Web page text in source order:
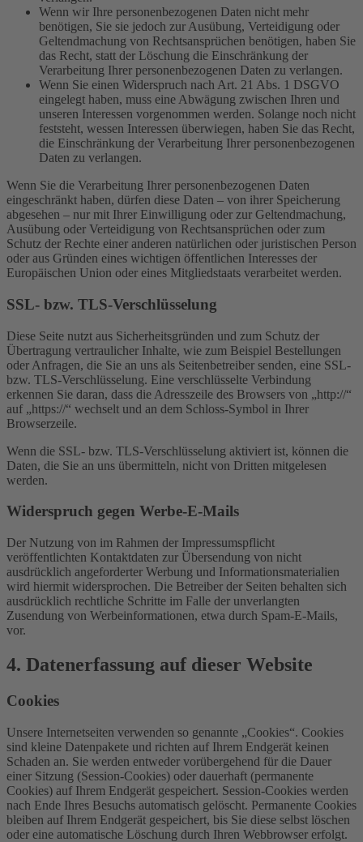
Wenn wir Ihre personenbezogenen Daten nicht mehr
benötigen, Sie sie jedoch zur Ausübung, Verteidigung oder
Geltendmachung von Rechtsansprüchen benötigen, haben Sie
das Recht, statt der Löschung die Einschränkung der
Verarbeitung Ihrer personenbezogenen Daten zu verlangen.
Wenn Sie einen Widerspruch nach Art. 21 Abs. 1 DSGVO
eingelegt haben, muss eine Abwägung zwischen Ihren und
unseren Interessen vorgenommen werden. Solange noch nicht
feststeht, wessen Interessen überwiegen, haben Sie das Recht,
die Einschränkung der Verarbeitung Ihrer personenbezogenen
Daten zu verlangen.
Wenn Sie die Verarbeitung Ihrer personenbezogenen Daten
eingeschränkt haben, dürfen diese Daten – von ihrer Speicherung
abgesehen – nur mit Ihrer Einwilligung oder zur Geltendmachung,
Ausübung oder Verteidigung von Rechtsansprüchen oder zum
Schutz der Rechte einer anderen natürlichen oder juristischen Person
oder aus Gründen eines wichtigen öffentlichen Interesses der
Europäischen Union oder eines Mitgliedstaats verarbeitet werden.
SSL- bzw. TLS-Verschlüsselung
Diese Seite nutzt aus Sicherheitsgründen und zum Schutz der
Übertragung vertraulicher Inhalte, wie zum Beispiel Bestellungen
oder Anfragen, die Sie an uns als Seitenbetreiber senden, eine SSL-
bzw. TLS-Verschlüsselung. Eine verschlüsselte Verbindung
erkennen Sie daran, dass die Adresszeile des Browsers von „http://“
auf „https://“ wechselt und an dem Schloss-Symbol in Ihrer
Browserzeile.
Wenn die SSL- bzw. TLS-Verschlüsselung aktiviert ist, können die
Daten, die Sie an uns übermitteln, nicht von Dritten mitgelesen
werden.
Widerspruch gegen Werbe-E-Mails
Der Nutzung von im Rahmen der Impressumspflicht
veröffentlichten Kontaktdaten zur Übersendung von nicht
ausdrücklich angeforderter Werbung und Informationsmaterialien
wird hiermit widersprochen. Die Betreiber der Seiten behalten sich
ausdrücklich rechtliche Schritte im Falle der unverlangten
Zusendung von Werbeinformationen, etwa durch Spam-E-Mails,
vor.
4. Datenerfassung auf dieser Website
Cookies
Unsere Internetseiten verwenden so genannte „Cookies“. Cookies
sind kleine Datenpakete und richten auf Ihrem Endgerät keinen
Schaden an. Sie werden entweder vorübergehend für die Dauer
einer Sitzung (Session-Cookies) oder dauerhaft (permanente
Cookies) auf Ihrem Endgerät gespeichert. Session-Cookies werden
nach Ende Ihres Besuchs automatisch gelöscht. Permanente Cookies
bleiben auf Ihrem Endgerät gespeichert, bis Sie diese selbst löschen
oder eine automatische Löschung durch Ihren Webbrowser erfolgt.